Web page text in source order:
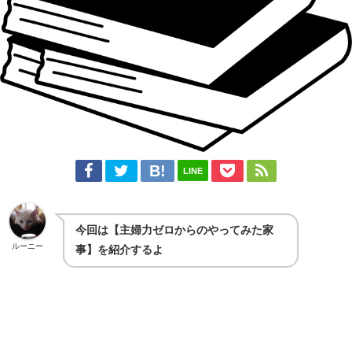
LINE
ルーニー
今回は【主婦力ゼロからのやってみた家
事】を紹介するよ